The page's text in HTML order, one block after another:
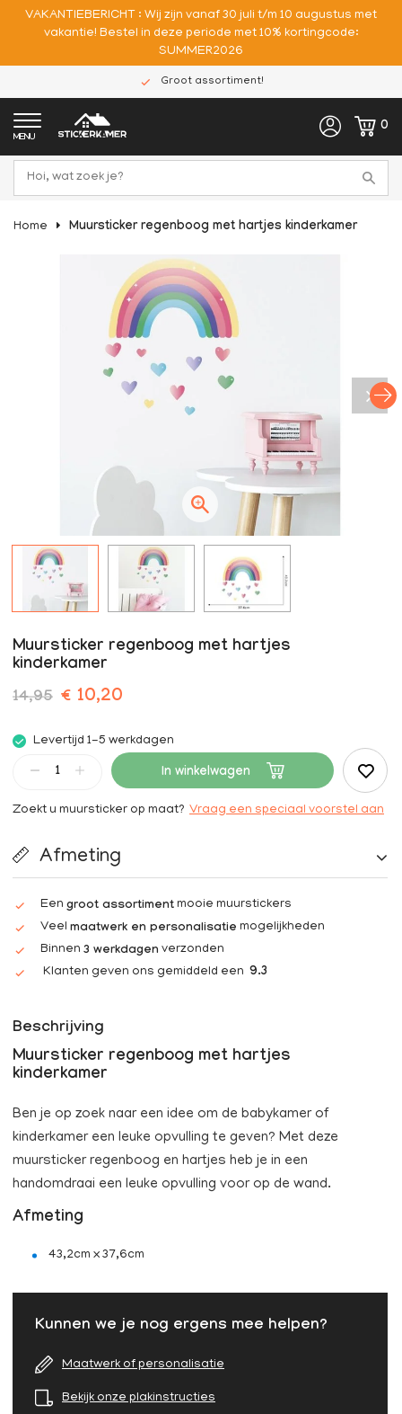
VAKANTIEBERICHT : Wij zijn vanaf 30 juli t/m 10 augustus met
vakantie! Bestel in deze periode met 10% kortingcode:
SUMMER2026
Groot assortiment!
MENU
0
Home Muursticker regenboog met hartjes kinderkamer
Muursticker regenboog met hartjes
kinderkamer
14,95 € 10,20
Levertijd 1-5 werkdagen
In winkelwagen
Zoekt u muursticker op maat? Vraag een speciaal voorstel aan
Afmeting
Een groot assortiment mooie muurstickers
Veel maatwerk en personalisatie mogelijkheden
Binnen 3 werkdagen verzonden
Klanten geven ons gemiddeld een 9.3
Beschrijving
Muursticker regenboog met hartjes
kinderkamer
Ben je op zoek naar een idee om de babykamer of
kinderkamer een leuke opvulling te geven? Met deze
muursticker regenboog en hartjes heb je in een
handomdraai een leuke opvulling voor op de wand.
Afmeting
43,2cm x 37,6cm
Kunnen we je nog ergens mee helpen?
Maatwerk of personalisatie
Bekijk onze plakinstructies